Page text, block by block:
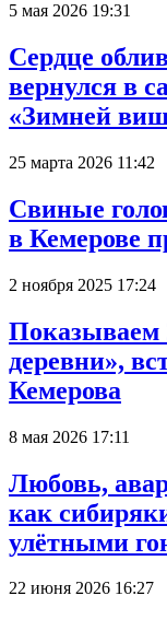
5 мая 2026 19:31
Сердце
вернулся в
«Зимней
25 марта 2026 11:42
Свиные
в Кемерове
2 ноября 2025 17:24
Показываем
деревни»,
Кемерова
8 мая 2026 17:11
Любовь,
как
улётными
22 июня 2026 16:27